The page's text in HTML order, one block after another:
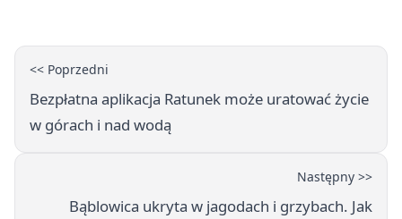
<< Poprzedni
Bezpłatna aplikacja Ratunek może uratować życie
w górach i nad wodą
Następny >>
Bąblowica ukryta w jagodach i grzybach. Jak